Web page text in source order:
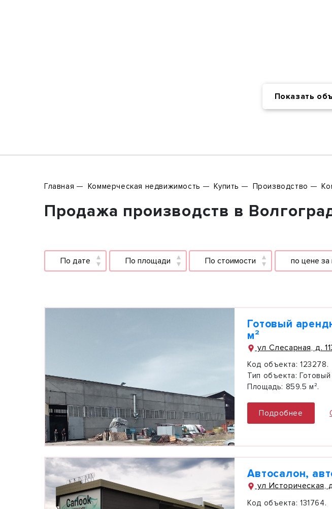
Показать
Главная Коммерческая недвижимость Купить Производство
Продажа производств в
По дате По площади По стоимости по цене за
Готовый
м²
ул Слесарная, д.
Код объекта: 123278.
Тип объекта:
Площадь: 859.5 м².
Подробнее
Автосалон,
ул Историческая,
Код объекта: 131764.